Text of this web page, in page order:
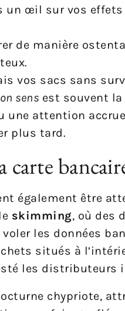
un œil sur vos
de manière
vos sacs sans
sens est souvent
une attention
plus tard.
carte
également être
skimming, où des
les données
situés à
les distributeurs
chypriote,